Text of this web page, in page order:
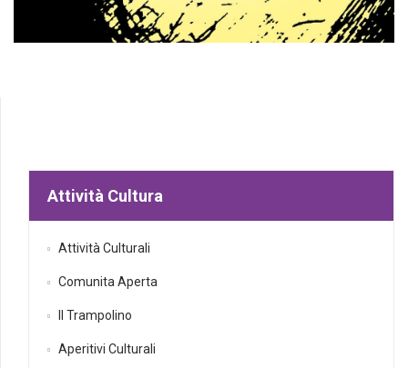
Attività Cultura
Attività Culturali
Comunita Aperta
Il Trampolino
Aperitivi Culturali